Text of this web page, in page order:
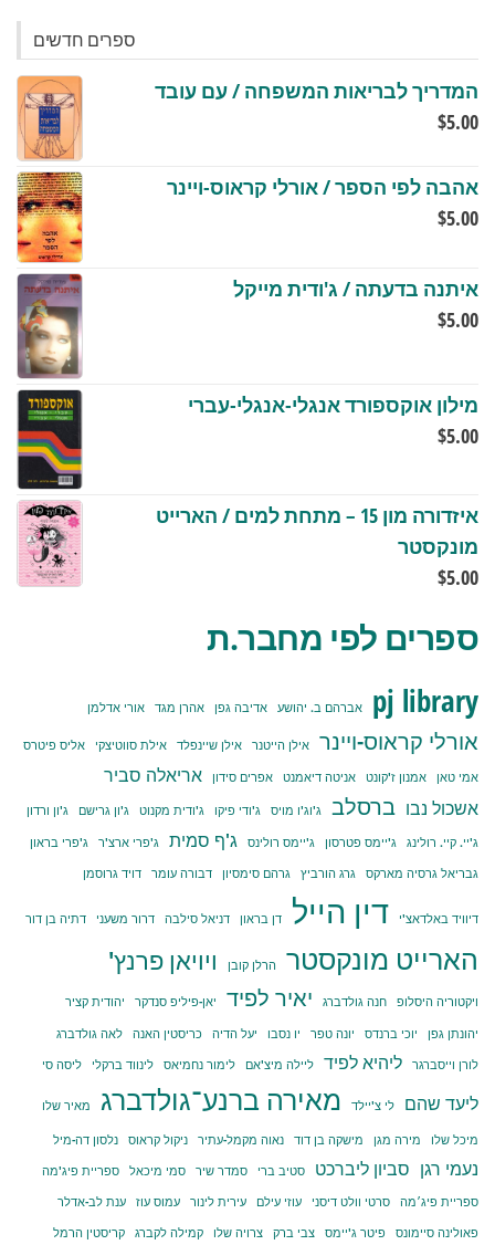
ספרים חדשים
המדריך לבריאות המשפחה / עם עובד
$5.00
אהבה לפי הספר / אורלי קראוס-ויינר
$5.00
איתנה בדעתה / ג'ודית מייקל
$5.00
מילון אוקספורד אנגלי-אנגלי-עברי
$5.00
איזדורה מון 15 – מתחת למים / הארייט
מונקסטר
$5.00
ספרים לפי מחבר.ת
pj library אברהם ב. יהושע אדיבה גפן אהרן מגד אורי אדלמן
אורלי קראוס-ויינר אילן הייטנר אילן שיינפלד אילת סווטיצקי אליס פיטרס
אמי טאן אמנון ז'קונט אניטה דיאמנט אפרים סידון
אריאלה סביר
אשכול נבו ברסלב ג'וג'ו מויס ג'ודי פיקו ג'ודית מקנוט ג'ון גרישם ג'ון ורדון
ג'יי. קיי. רולינג ג'יימס פטרסון ג'יימס רולינס ג'ף סמית ג'פרי ארצ'ר
ג'פרי בראון
גבריאל גרסיה מארקס
גרג הורביץ גרהם סימסיון דבורה עומר דויד גרוסמן
דיוויד באלדאצ'י דין הייל דן בראון דניאל סילבה דרור משעני דתיה בן דור
הארייט מונקסטר הרלן קובן ויויאן פרנץ'
ויקטוריה היסלופ חנה גולדברג יאיר לפיד יאן-פיליפ סנדקר יהודית קציר
יהונתן גפן יוכי ברנדס יונה טפר יו נסבו יעל הדיה כריסטין האנה
לאה גולדברג
לורן וייסברגר
ליהיא לפיד ליילה מיצ'אם לימור נחמיאס לינווד ברקלי ליסה סי
ליעד שהם לי צ'יילד מאירה ברנע־גולדברג מאיר שלו
מיכל שלו מירה מגן מישקה בן דוד נאוה מקמל-עתיר ניקול קראוס נלסון דה-מיל
נעמי רגן סביון ליברכט סטיב ברי סמדר שיר סמי מיכאל
ספריית פיג'מה
ספריית פיג׳מה
סרטי וולט דיסני עוזי עילם עירית לינור עמוס עוז
ענת לב-אדלר
פאולינה סיימונס
פיטר ג'יימס צבי ברק צרויה שלו קמילה לקברג קריסטין הרמל